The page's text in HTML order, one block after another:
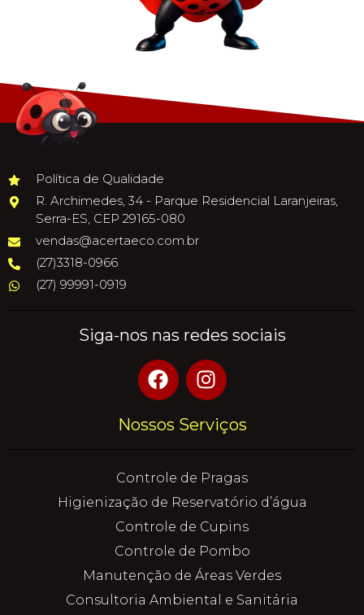
Política de Qualidade
R. Archimedes, 34 - Parque Residencial Laranjeiras,
Serra-ES, CEP 29165-080
vendas@acertaeco.com.br
(27)3318-0966
(27) 99991-0919
Siga-nos nas redes sociais
Nossos Serviços
Controle de Pragas
Higienização de Reservatório d’água
Controle de Cupins
Controle de Pombo
Manutenção de Áreas Verdes
Consultoria Ambiental e Sanitária